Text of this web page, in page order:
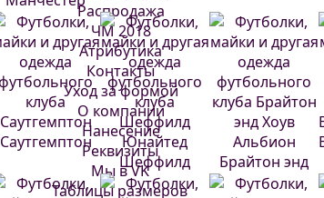
Сити
Саутгемптон
Шеффилд
Юнайтед
Брайтон энд
Хоув Альбион
Распродажа
ЧМ 2018
Атрибутика
Контакты
Уход за формой
О компании
Нанесение
Реквизиты
Мы в VK
Таблицы размеров